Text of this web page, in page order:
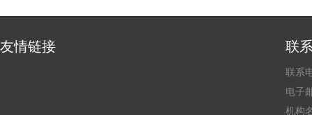
友情链接 联
联系
电子
机构